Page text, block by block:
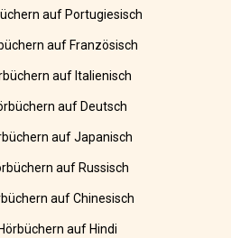
auf Portugiesisch
auf Französisch
auf Italienisch
auf Deutsch
auf Japanisch
auf Russisch
auf Chinesisch
auf Hindi